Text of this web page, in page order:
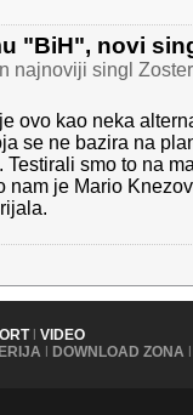
"BiH", novi
najnoviji singl
ovo kao neka
se ne bazira na
smo to na
nam je Mario
| VIDEO
| DOWNLOAD ZONA |